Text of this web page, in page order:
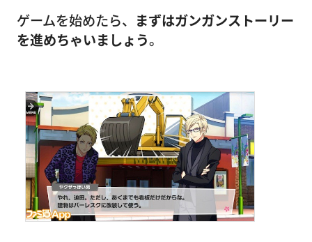
ゲームを始めたら、 まずはガンガンストーリー
を進めちゃいましょう。